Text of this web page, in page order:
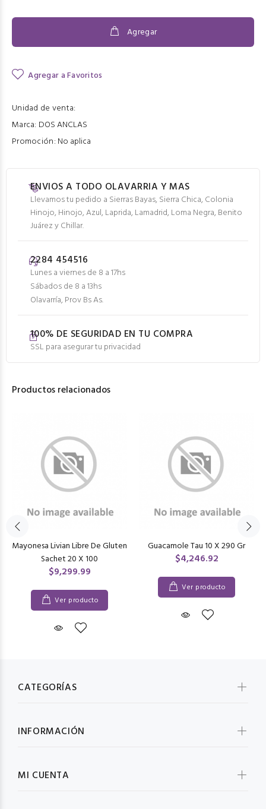
Agregar
Agregar a Favoritos
Unidad de venta:
Marca: DOS ANCLAS
Promoción: No aplica
ENVIOS A TODO OLAVARRIA Y MAS
Llevamos tu pedido a Sierras Bayas, Sierra Chica, Colonia
Hinojo, Hinojo, Azul, Laprida, Lamadrid, Loma Negra, Benito
Juárez y Chillar.
2284 454516
Lunes a viernes de 8 a 17hs
Sábados de 8 a 13hs
Olavarría, Prov Bs As.
100% DE SEGURIDAD EN TU COMPRA
SSL para asegurar tu privacidad
Productos relacionados
Mayonesa Livian Libre De Gluten
Sachet 20 X 100
$9,299.99
Ver producto
Guacamole Tau 10 X 290 Gr
$4,246.92
Ver producto
CATEGORÍAS
INFORMACIÓN
MI CUENTA